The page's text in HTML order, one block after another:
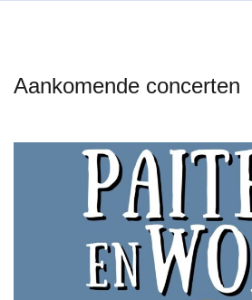
Aankomende concerten